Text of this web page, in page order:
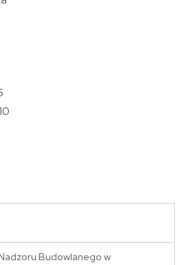
Budowlanego w